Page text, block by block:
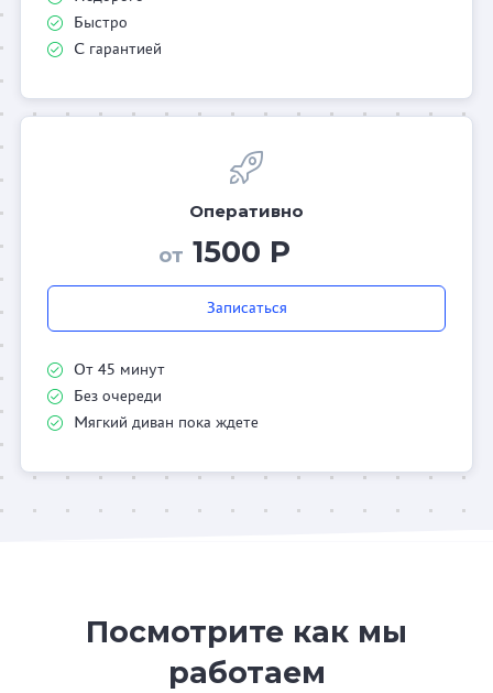
Быстро
С гарантией
Оперативно
от 1500 Р
Записаться
От 45 минут
Без очереди
Мягкий диван пока ждете
Посмотрите как мы
работаем